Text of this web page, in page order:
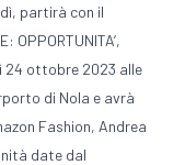
partirà con il
OPPORTUNITA’,
24 ottobre 2023 alle
di Nola e avrà
Fashion, Andrea
date dal